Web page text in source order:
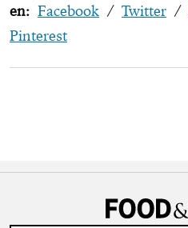
en: Facebook / Twitter /
Pinterest